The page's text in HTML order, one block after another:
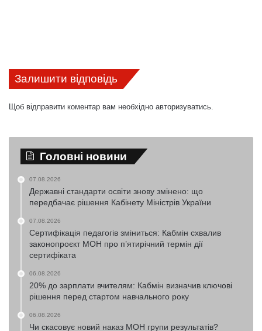
Залишити відповідь
Щоб відправити коментар вам необхідно авторизуватись.
Головні новини
07.08.2026
Державні стандарти освіти знову змінено: що
передбачає рішення Кабінету Міністрів України
07.08.2026
Сертифікація педагогів зміниться: Кабмін схвалив
законопроєкт МОН про п’ятирічний термін дії
сертифіката
06.08.2026
20% до зарплати вчителям: Кабмін визначив ключові
рішення перед стартом навчального року
06.08.2026
Чи скасовує новий наказ МОН групи результатів?